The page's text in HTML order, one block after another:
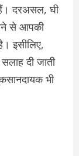
हैं। दरअसल, घी
से आपकी
इसीलिए,
दी जाती
भी